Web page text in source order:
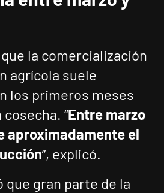
la comercialización
agrícola suele
los primeros meses
“Entre marzo
aproximadamente el
”, explicó.
que gran parte de la